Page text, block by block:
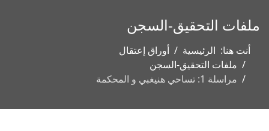
ملفات التحقيق-السجن
أنت هنا: الرئيسية
أوراق إعتقال
ملفات التحقيق-السجن
مراسلة 1: تساحي هنيغبي و المحكمة